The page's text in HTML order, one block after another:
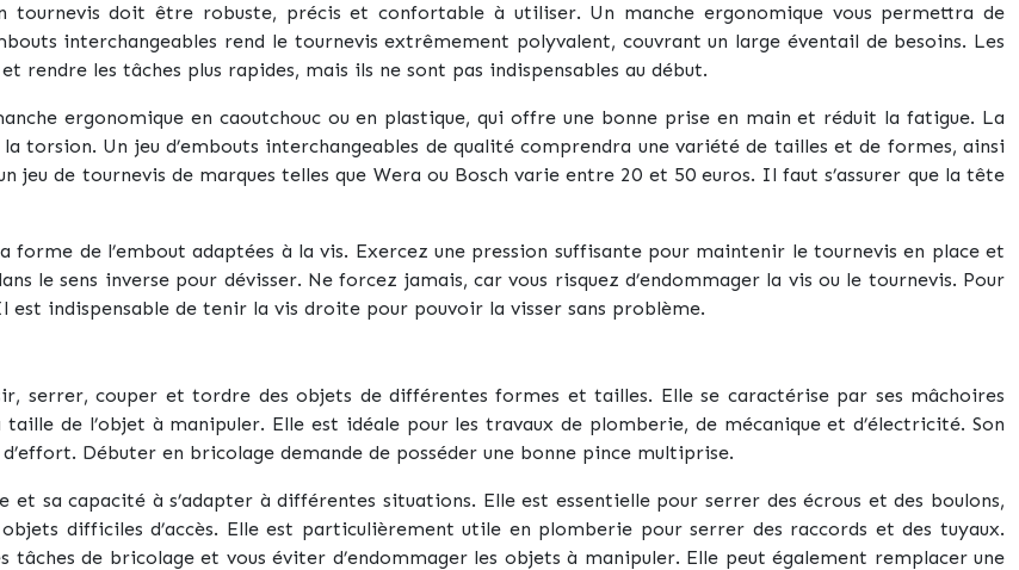
tournevis doit être robuste, précis et confortable à utiliser. Un manche ergonomique vous permettra de
interchangeables rend le tournevis extrêmement polyvalent, couvrant un large éventail de besoins. Les
rendre les tâches plus rapides, mais ils ne sont pas indispensables au début.
ergonomique en caoutchouc ou en plastique, qui offre une bonne prise en main et réduit la fatigue. La
Un jeu d’embouts interchangeables de qualité comprendra une variété de tailles et de formes, ainsi
jeu de tournevis de marques telles que Wera ou Bosch varie entre 20 et 50 euros. Il faut s’assurer que la tête
de l’embout adaptées à la vis. Exercez une pression suffisante pour maintenir le tournevis en place et
le sens inverse pour dévisser. Ne forcez jamais, car vous risquez d’endommager la vis ou le tournevis. Pour
indispensable de tenir la vis droite pour pouvoir la visser sans problème.
serrer, couper et tordre des objets de différentes formes et tailles. Elle se caractérise par ses mâchoires
de l’objet à manipuler. Elle est idéale pour les travaux de plomberie, de mécanique et d’électricité. Son
Débuter en bricolage demande de posséder une bonne pince multiprise.
sa capacité à s’adapter à différentes situations. Elle est essentielle pour serrer des écrous et des boulons,
difficiles d’accès. Elle est particulièrement utile en plomberie pour serrer des raccords et des tuyaux.
de bricolage et vous éviter d’endommager les objets à manipuler. Elle peut également remplacer une